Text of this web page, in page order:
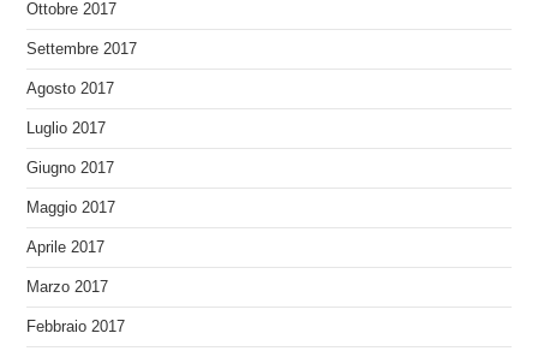
Ottobre 2017
Settembre 2017
Agosto 2017
Luglio 2017
Giugno 2017
Maggio 2017
Aprile 2017
Marzo 2017
Febbraio 2017